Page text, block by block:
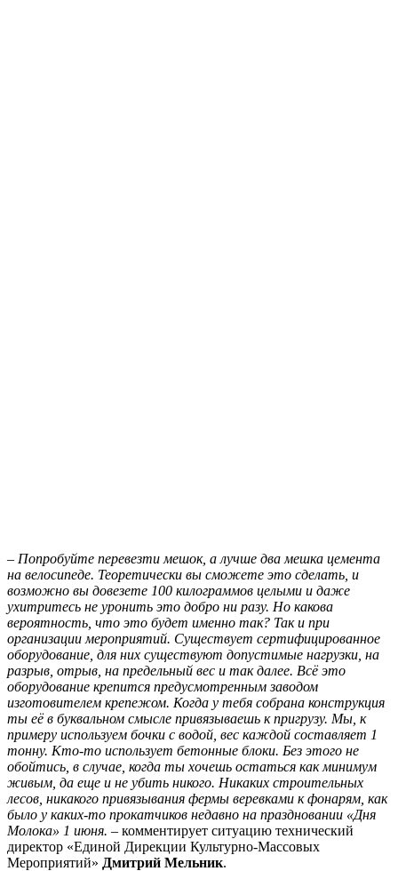
– Попробуйте перевезти мешок, а лучше два мешка цемента
на велосипеде. Теоретически вы сможете это сделать, и
возможно вы довезете 100 килограммов целыми и даже
ухитритесь не уронить это добро ни разу. Но какова
вероятность, что это будет именно так? Так и при
организации мероприятий. Существует сертифицированное
оборудование, для них существуют допустимые нагрузки, на
разрыв, отрыв, на предельный вес и так далее. Всё это
оборудование крепится предусмотренным заводом
изготовителем крепежом. Когда у тебя собрана конструкция
ты её в буквальном смысле привязываешь к пригрузу. Мы, к
примеру используем бочки с водой, вес каждой составляет 1
тонну. Кто-то использует бетонные блоки. Без этого не
обойтись, в случае, когда ты хочешь остаться как минимум
живым, да еще и не убить никого. Никаких строительных
лесов, никакого привязывания фермы веревками к фонарям, как
было у каких-то прокатчиков недавно на праздновании «Дня
Молока» 1 июня. – комментирует ситуацию технический
директор «Единой Дирекции Культурно-Массовых
Мероприятий» Дмитрий Мельник.